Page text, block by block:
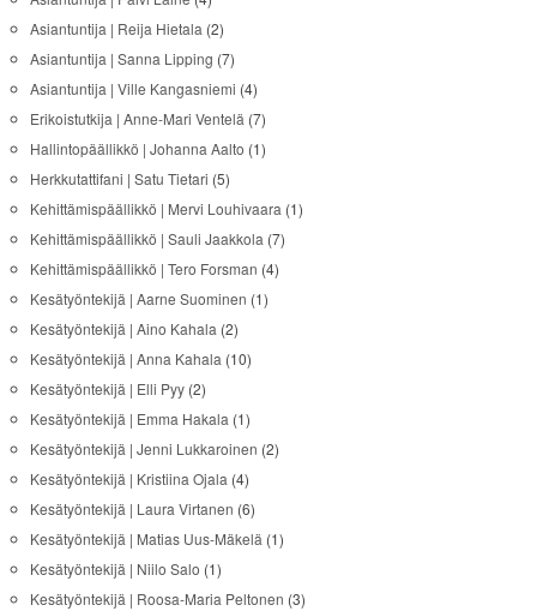
Asiantuntija | Reija Hietala (2)
Asiantuntija | Sanna Lipping (7)
Asiantuntija | Ville Kangasniemi (4)
Erikoistutkija | Anne-Mari Ventelä (7)
Hallintopäällikkö | Johanna Aalto (1)
Herkkutattifani | Satu Tietari (5)
Kehittämispäällikkö | Mervi Louhivaara (1)
Kehittämispäällikkö | Sauli Jaakkola (7)
Kehittämispäällikkö | Tero Forsman (4)
Kesätyöntekijä | Aarne Suominen (1)
Kesätyöntekijä | Aino Kahala (2)
Kesätyöntekijä | Anna Kahala (10)
Kesätyöntekijä | Elli Pyy(2)
Kesätyöntekijä | Emma Hakala (1)
Kesätyöntekijä | Jenni Lukkaroinen (2)
Kesätyöntekijä | Kristiina Ojala (4)
Kesätyöntekijä | Laura Virtanen (6)
Kesätyöntekijä | Matias Uus-Mäkelä (1)
Kesätyöntekijä | Niilo Salo (1)
Kesätyöntekijä | Roosa-Maria Peltonen (3)